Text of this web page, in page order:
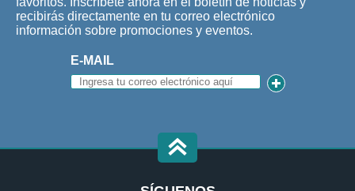
recibirás directamente en tu correo electrónico
información sobre promociones y eventos.
E-MAIL